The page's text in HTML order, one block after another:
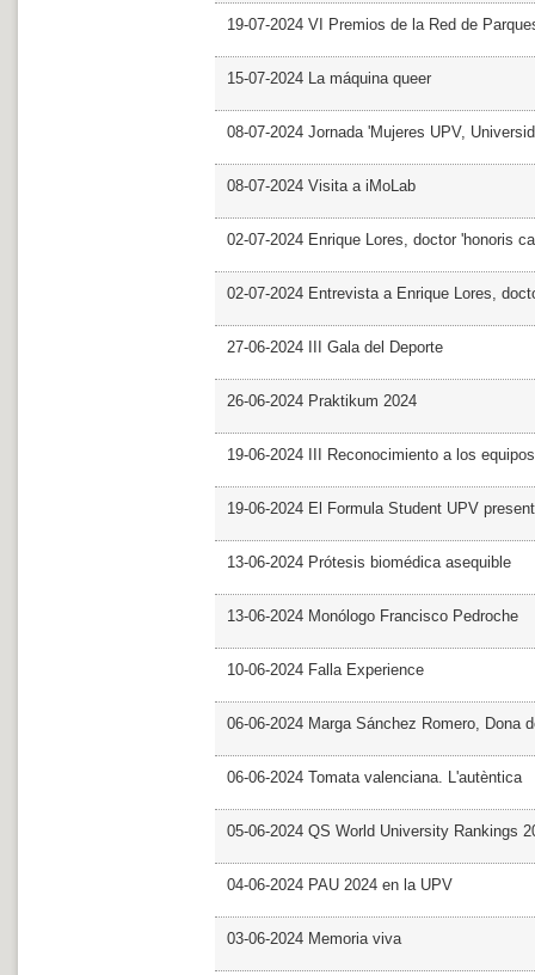
19-07-2024 VI Premios de la Red de
15-07-2024 La máquina queer
08-07-2024 Jornada 'Mujeres UPV,
08-07-2024 Visita a iMoLab
02-07-2024 Enrique Lores, doctor 'honoris
02-07-2024 Entrevista a Enrique Lores,
27-06-2024 III Gala del Deporte
26-06-2024 Praktikum 2024
19-06-2024 III Reconocimiento a los
19-06-2024 El Formula Student UPV
13-06-2024 Prótesis biomédica asequible
13-06-2024 Monólogo Francisco Pedroche
10-06-2024 Falla Experience
06-06-2024 Marga Sánchez Romero, Dona
06-06-2024 Tomata valenciana. L'autèntica
05-06-2024 QS World University Rankings
04-06-2024 PAU 2024 en la UPV
03-06-2024 Memoria viva